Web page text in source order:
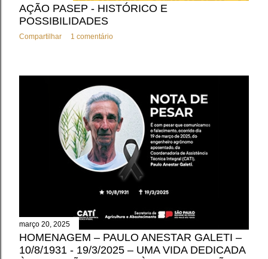
AÇÃO PASEP - HISTÓRICO E
POSSIBILIDADES
Compartilhar 1 comentário
março 20, 2025
HOMENAGEM – PAULO ANESTAR GALETI –
10/8/1931 - 19/3/2025 – UMA VIDA DEDICADA